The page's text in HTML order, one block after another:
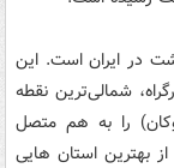
در ایران است. این
شمالی‌ترین نقطه
را به هم متصل
بهترین استان هایی